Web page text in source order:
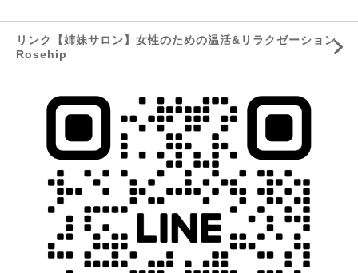
リンク【姉妹サロン】女性のための温活&リラクゼーション
Rosehip